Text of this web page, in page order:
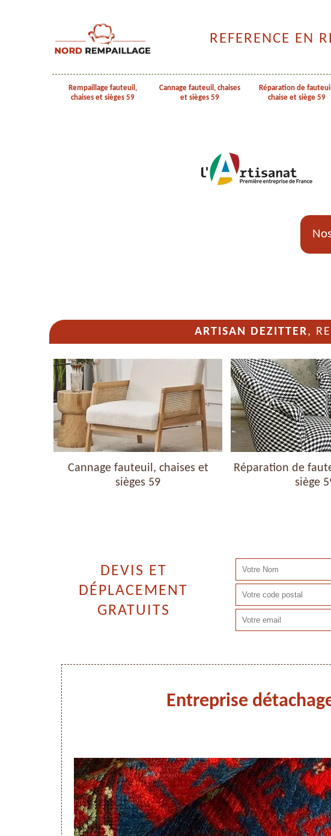
REFERENCE EN
Rempaillage fauteuil,
chaises et sièges 59
Cannage fauteuil, chaises
et sièges 59
Réparation de
chaise et siège 59
ARTISAN DEZITTER,
Cannage fauteuil, chaises et
sièges 59
Réparation de
siège
DEVIS ET
DÉPLACEMENT
GRATUITS
Entreprise